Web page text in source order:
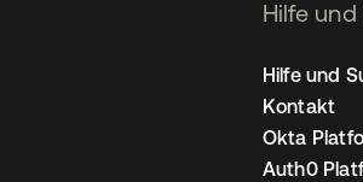
Hilfe
Hilfe und
Kontakt
Okta
Auth0